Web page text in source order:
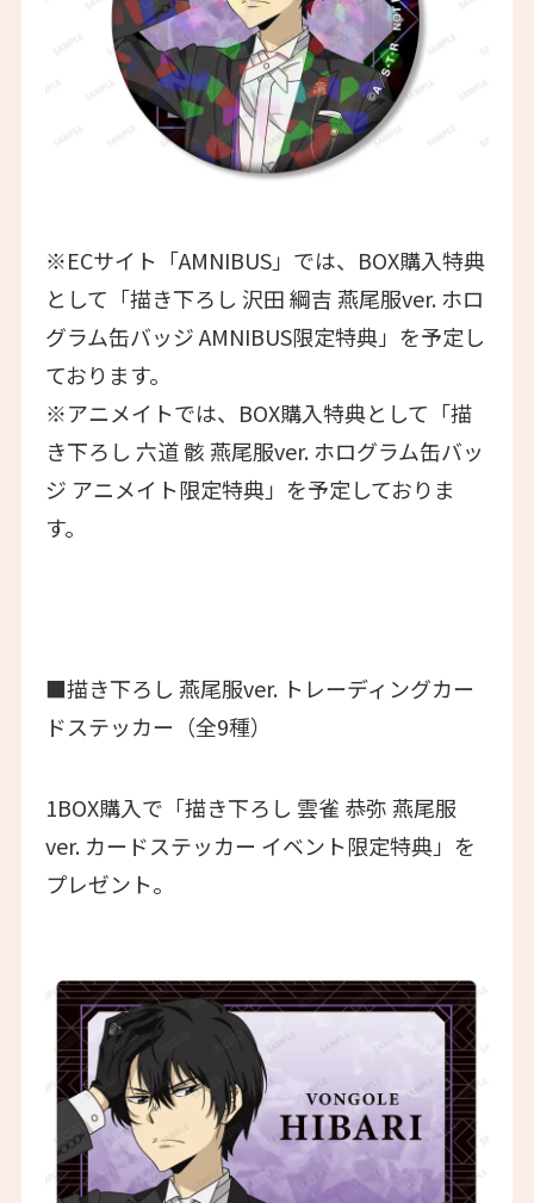
※ECサイト「AMNIBUS」では、BOX購入特典
として「描き下ろし 沢田 綱吉 燕尾服ver. ホロ
グラム缶バッジ AMNIBUS限定特典」を予定し
ております。
※アニメイトでは、BOX購入特典として「描
き下ろし 六道 骸 燕尾服ver. ホログラム缶バッ
ジ アニメイト限定特典」を予定しておりま
す。
■描き下ろし 燕尾服ver. トレーディングカー
ドステッカー（全9種）
1BOX購入で「描き下ろし 雲雀 恭弥 燕尾服
ver. カードステッカー イベント限定特典」を
プレゼント。